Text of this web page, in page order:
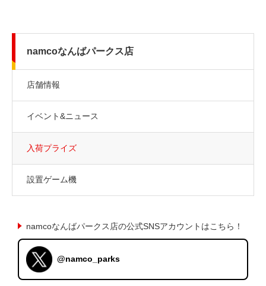
namcoなんばパークス店
店舗情報
イベント&ニュース
入荷プライズ
設置ゲーム機
namcoなんばパークス店の公式SNSアカウントはこちら！
@namco_parks